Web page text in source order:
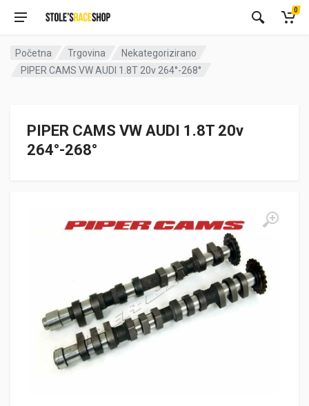
0
Početna Trgovina
Nekategorizirano
PIPER CAMS VW AUDI 1.8T 20v 264°-268°
PIPER CAMS VW AUDI 1.8T 20v
264°-268°